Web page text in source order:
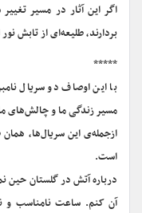
اگر این آثار در مسیر
بردارند، طلیعه‌ای از تابش
*****
با این اوصاف دو سریال
مسیر زندگی ما و چالش‌های
ازجمله‌ی این سریال‌ها،
است.
درباره آتش در گلستان حین
آن کنم. ساعت نامناسب و